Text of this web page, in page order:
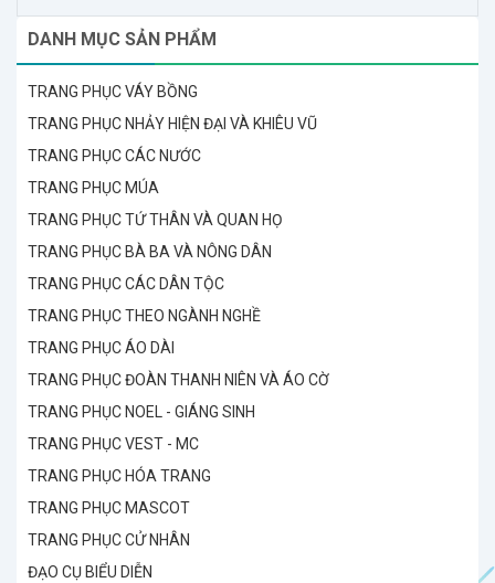
DANH MỤC SẢN PHẨM
TRANG PHỤC VÁY BỒNG
TRANG PHỤC NHẢY HIỆN ĐẠI VÀ KHIÊU VŨ
TRANG PHỤC CÁC NƯỚC
TRANG PHỤC MÚA
TRANG PHỤC TỨ THÂN VÀ QUAN HỌ
TRANG PHỤC BÀ BA VÀ NÔNG DÂN
TRANG PHỤC CÁC DÂN TỘC
TRANG PHỤC THEO NGÀNH NGHỀ
TRANG PHỤC ÁO DÀI
TRANG PHỤC ĐOÀN THANH NIÊN VÀ ÁO CỜ
TRANG PHỤC NOEL - GIÁNG SINH
TRANG PHỤC VEST - MC
TRANG PHỤC HÓA TRANG
TRANG PHỤC MASCOT
TRANG PHỤC CỬ NHÂN
ĐẠO CỤ BIỂU DIỄN